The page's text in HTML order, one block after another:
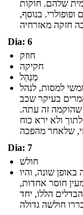
שלהם. חוקות
בנוסף,
Dia: 6
חוזק
חקיקה
מְנַהֵל
למסות, לנהל
בעיקר שכב
שהוקמה זה עתה.
ולא ירא כוח
Dia: 7
חולש
שונה, והיו
חוסר אחדות,
הללו, יחד